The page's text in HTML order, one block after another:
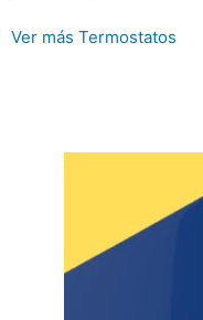
Ver más Termostatos